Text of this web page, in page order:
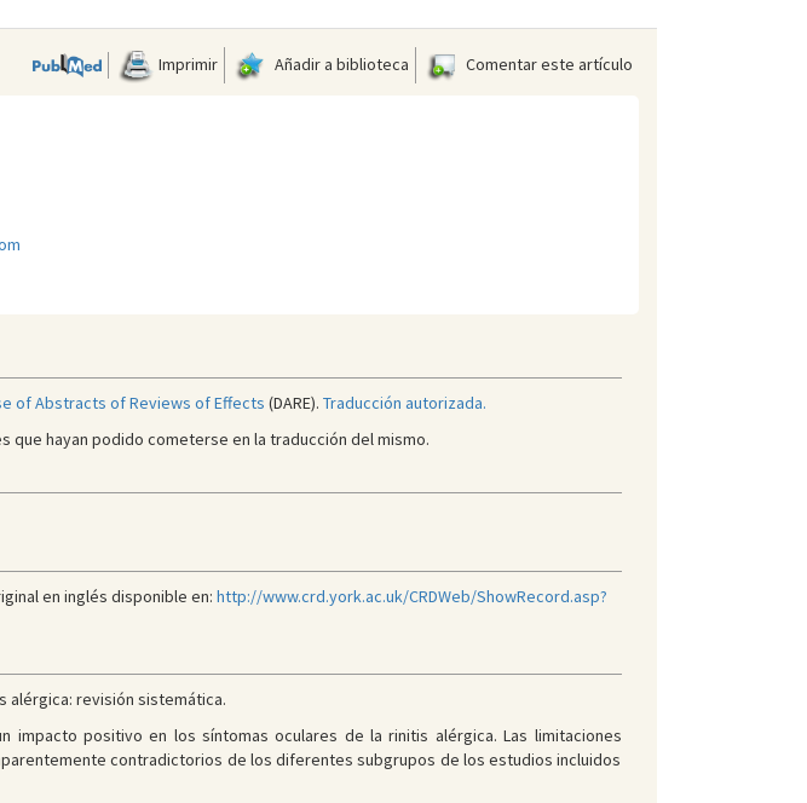
Imprimir Añadir a biblioteca Comentar este artículo
of Abstracts of Reviews of Effects (DARE). Traducción autorizada.
hayan podido cometerse en la traducción del mismo.
en inglés disponible en: http://www.crd.york.ac.uk/CRDWeb/ShowRecord.asp?
alérgica: revisión sistemática.
impacto positivo en los síntomas oculares de la rinitis alérgica. Las limitaciones
contradictorios de los diferentes subgrupos de los estudios incluidos